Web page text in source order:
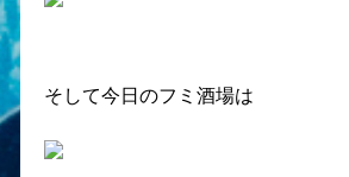
そして今日のフミ酒場は